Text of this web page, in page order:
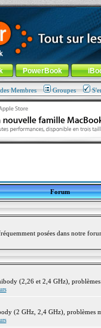
! -Aller au menu de
PowerBook
Membres Groupes
Forum
posées dans notre
(2,26 et 2,4 GHz),
(2 GHz, 2,4 GHz), problèmes